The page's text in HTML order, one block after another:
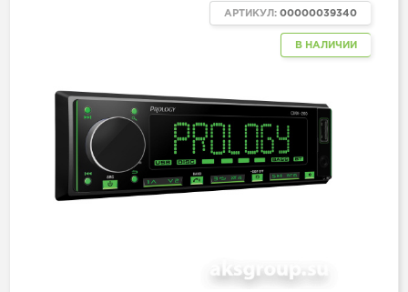
В НАЛИЧИИ
АРТИКУЛ: 00000039340